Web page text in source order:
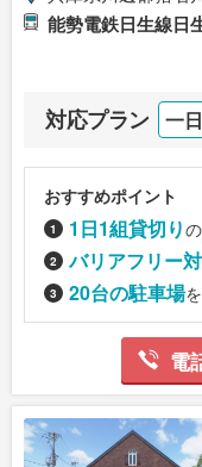
能勢電鉄日生線日
対応プラン 一
おすすめポイント
1日1組貸切り
バリアフリー
20台の駐車場
電